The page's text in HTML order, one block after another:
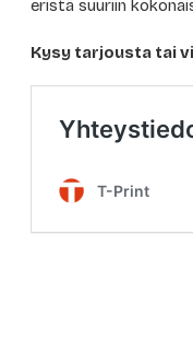
eristä suuriin
Kysy tarjousta tai